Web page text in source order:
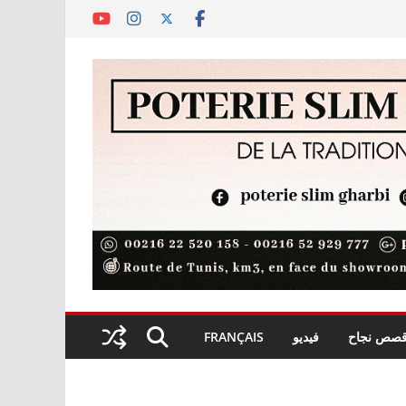
نجاح فيديو FRANÇAIS